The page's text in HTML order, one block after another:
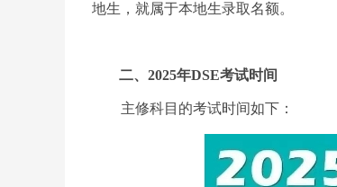
地生，就属于本地生录取名额。
二、 2025年DSE考试时间
主修科目的考试时间如下：